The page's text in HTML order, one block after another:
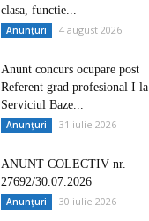
clasa, functie...
Anunțuri 4 august 2026
Anunt concurs ocupare post
Referent grad profesional I la
Serviciul Baze...
Anunțuri 31 iulie 2026
ANUNT COLECTIV nr.
27692/30.07.2026
Anunțuri 30 iulie 2026